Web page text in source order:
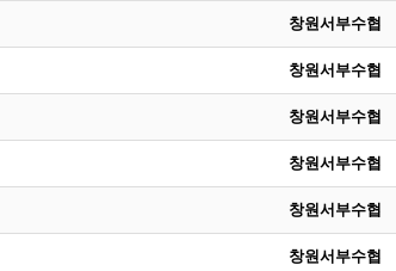
창원서부수협
창원서부수협
창원서부수협
창원서부수협
창원서부수협
창원서부수협